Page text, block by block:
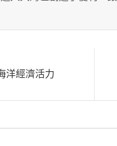
洋經濟活力